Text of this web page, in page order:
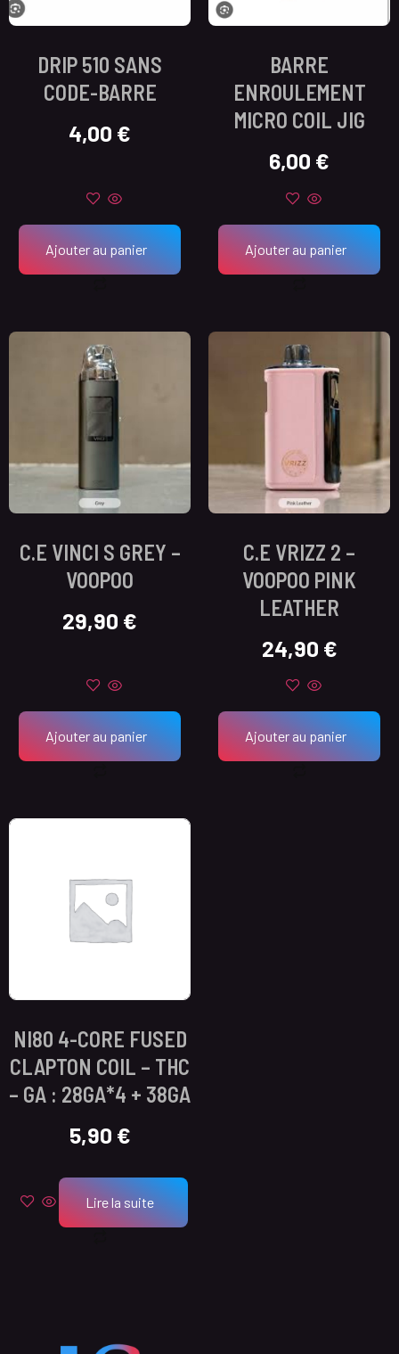
DRIP 510 SANS
CODE-BARRE
4,00 €
Ajouter au panier
BARRE
ENROULEMENT
MICRO COIL JIG
6,00 €
Ajouter au panier
C.E VINCI S GREY –
VOOPOO
29,90 €
Ajouter au panier
C.E VRIZZ 2 –
VOOPOO PINK
LEATHER
24,90 €
Ajouter au panier
NI80 4-CORE FUSED
CLAPTON COIL – THC
– GA : 28GA*4 + 38GA
5,90 €
Lire la suite